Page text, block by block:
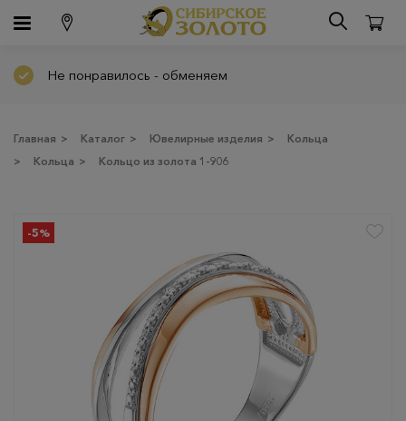
Не понравилось - обменяем
Главная > Каталог > Ювелирные изделия >
Кольца
>
Кольца > Кольцо из золота 1-906
-5%